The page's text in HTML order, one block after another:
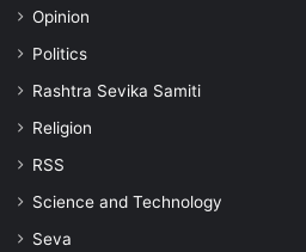
Opinion
Politics
Rashtra Sevika Samiti
Religion
RSS
Science and Technology
Seva